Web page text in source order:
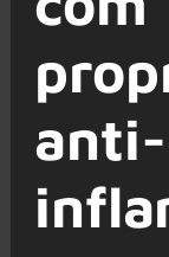
anti-